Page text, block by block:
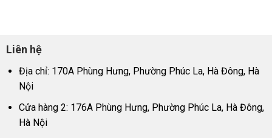
Liên hệ
Địa chỉ: 170A Phùng Hưng, Phường Phúc La, Hà Đông, Hà
Nội
Cửa hàng 2: 176A Phùng Hưng, Phường Phúc La, Hà Đông,
Hà Nội